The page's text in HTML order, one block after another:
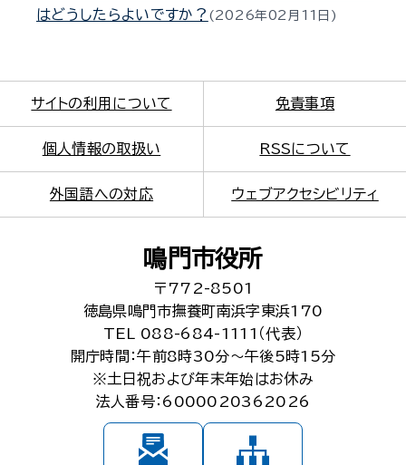
はどうしたらよいですか？
2026年02月11日
サイトの利用について 免責事項
個人情報の取扱い RSSについて
外国語への対応 ウェブアクセシビリティ
鳴門市役所
〒772-8501
徳島県鳴門市撫養町南浜字東浜170
TEL 088-684-1111（代表）
開庁時間：午前8時30分～午後5時15分
※土日祝および年末年始はお休み
法人番号：6000020362026